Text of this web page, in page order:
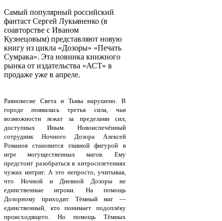
Самый популярный российский
фантаст Сергей Лукьяненко (в
соавторстве с Иваном
Кузнецовым) представляют новую
книгу из цикла «Дозоры» «Печать
Сумрака». Эта новинка книжного
рынка от издательства «АСТ» в
продаже уже в апреле.
Равновесие Света и Тьмы нарушено. В
городе появилась третья сила, чьи
возможности лежат за пределами сил,
доступных Иным. Новоиспечённый
сотрудник Ночного Дозора Алексей
Романов становится главной фигурой в
игре могущественных магов. Ему
предстоит разобраться в хитросплетениях
чужих интриг. А это непросто, учитывая,
что Ночной и Дневной Дозоры не
единственные игроки. На помощь
Дозорному приходит Тёмный маг —
единственный, кто понимает подоплёку
происходящего. Но помощь Тёмных